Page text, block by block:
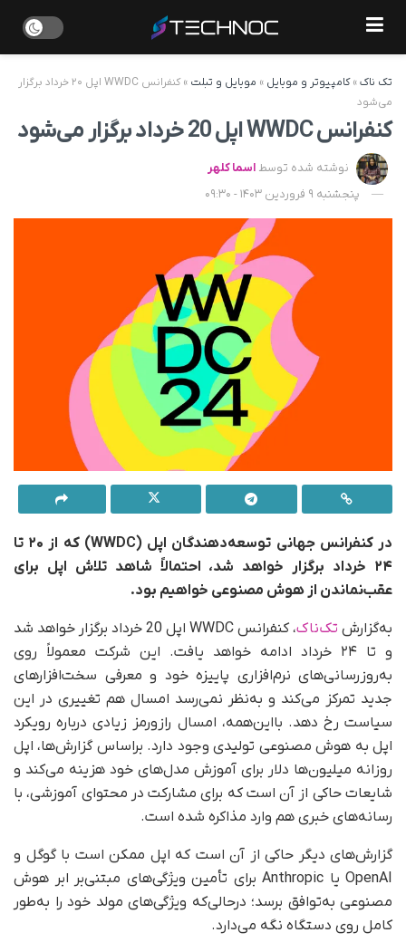
تک ناک»کامپیوتر و موبایل » موبایل و تبلت »
کنفرانس WWDC اپل ۲۰ خرداد برگزار
می‌شود
کنفرانس WWDC اپل 20 خرداد برگزار می‌شود
نوشته شده توسط اسما کلهر
پنجشنبه 9 فروردین 1403 - 09:30
در کنفرانس جهانی توسعه‌دهندگان اپل (WWDC) که از ۲۰ تا
۲۴ خرداد برگزار خواهد شد، احتمالاً شاهد تلاش اپل برای
عقب‌نماندن از هوش مصنوعی خواهیم بود.
به‌گزارش تک‌ناک
، کنفرانس WWDC اپل 20 خرداد برگزار خواهد شد
و تا ۲۴ خرداد ادامه خواهد یافت. این شرکت معمولاً روی
به‌روزرسانی‌های نرم‌افزاری پاییزه خود و معرفی سخت‌افزارهای
جدید تمرکز می‌کند و به‌نظر نمی‌رسد امسال هم تغییری در این
سیاست رخ دهد. بااین‌همه، امسال راز‌و‌رمز زیادی درباره رویکرد
اپل به هوش مصنوعی تولیدی وجود دارد. بر‌اساس گزارش‌ها، اپل
روزانه میلیون‌ها دلار برای آموزش مدل‌های خود هزینه می‌کند و
شایعات حاکی از آن است که برای مشارکت در محتوای آموزشی، با
رسانه‌های خبری هم وارد مذاکره شده است.
گزارش‌های دیگر حاکی از آن است که اپل ممکن است با گوگل و
OpenAI یا Anthropic برای تأمین ویژگی‌های مبتنی‌بر ابر هوش
مصنوعی به‌توافق برسد؛ درحالی‌که ویژگی‌های مولد خود را به‌طور
کامل روی دستگاه نگه می‌دارد.